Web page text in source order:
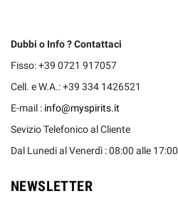
Dubbi o Info ? Contattaci
Fisso: +39 0721 917057
Cell. e W.A.: +39 334 1426521
E-mail : info@myspirits.it
Sevizio Telefonico al Cliente
Dal Lunedi al Venerdì : 08:00 alle 17:00
NEWSLETTER